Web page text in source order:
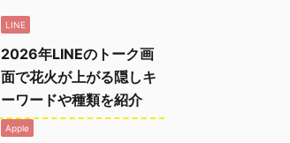
LINE
2026年LINEのトーク画
面で花火が上がる隠しキ
ーワードや種類を紹介
Apple